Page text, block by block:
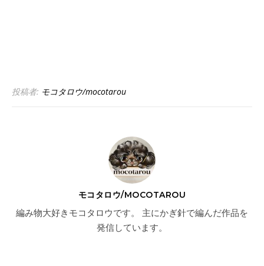
投稿者: モコタロウ/mocotarou
モコタロウ/MOCOTAROU
編み物大好きモコタロウです。 主にかぎ針で編んだ作品を
発信しています。